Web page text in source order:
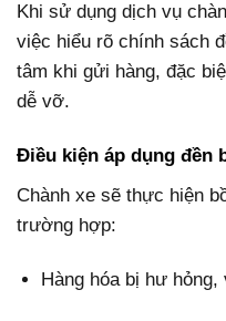
Khi sử dụng dịch vụ
việc hiểu rõ chính sách
tâm khi gửi hàng, đặc
dễ vỡ.
Điều kiện áp dụng đền
Chành xe sẽ thực hiện
trường hợp:
Hàng hóa bị hư